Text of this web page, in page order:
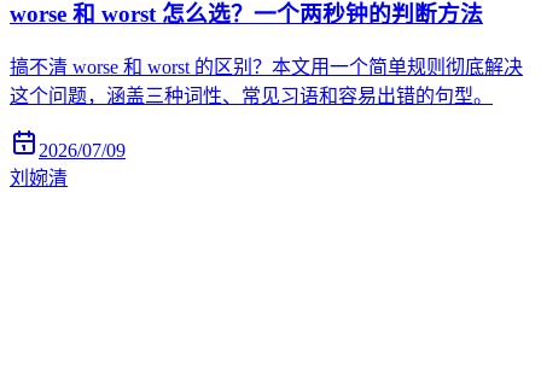
worse 和 worst 怎么选？一个两秒钟的判断方法
搞不清 worse 和 worst 的区别？本文用一个简单规则彻底解决
这个问题，涵盖三种词性、常见习语和容易出错的句型。
2026/07/09
刘婉清